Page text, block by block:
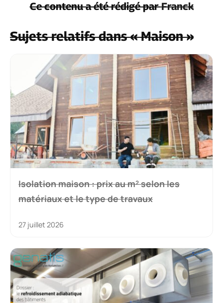
Ce contenu a été rédigé parFranck
Sujets relatifs dans « Maison »
Isolation maison : prix au m² selon les
matériaux et le type de travaux
27 juillet 2026